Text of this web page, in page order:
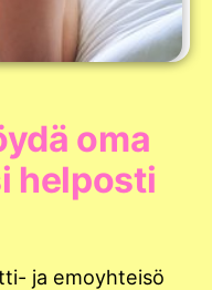
oma
helposti
ja emoyhteisö